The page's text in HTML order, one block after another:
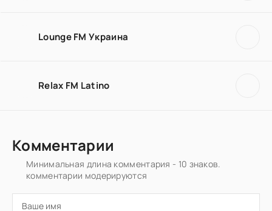
Lounge FM Украина
Relax FM Latino
Комментарии
Минимальная длина комментария - 10 знаков.
комментарии модерируются